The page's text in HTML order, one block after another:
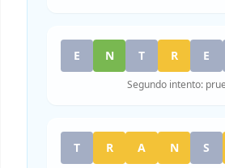
E N T R E
Segundo intento:
T R A N S